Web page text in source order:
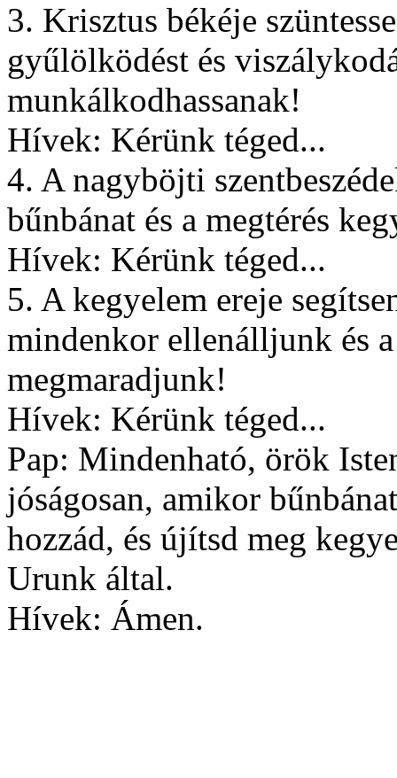
3. Krisztus békéje
gyűlölködést és
munkálkodhassanak!
Hívek: Kérünk téged...
4. A nagyböjti
bűnbánat és a megtérés
Hívek: Kérünk téged...
5. A kegyelem ereje
mindenkor ellenálljunk és
megmaradjunk!
Hívek: Kérünk téged...
Pap: Mindenható, örök
jóságosan, amikor
hozzád, és újítsd meg
Urunk által.
Hívek: Ámen.